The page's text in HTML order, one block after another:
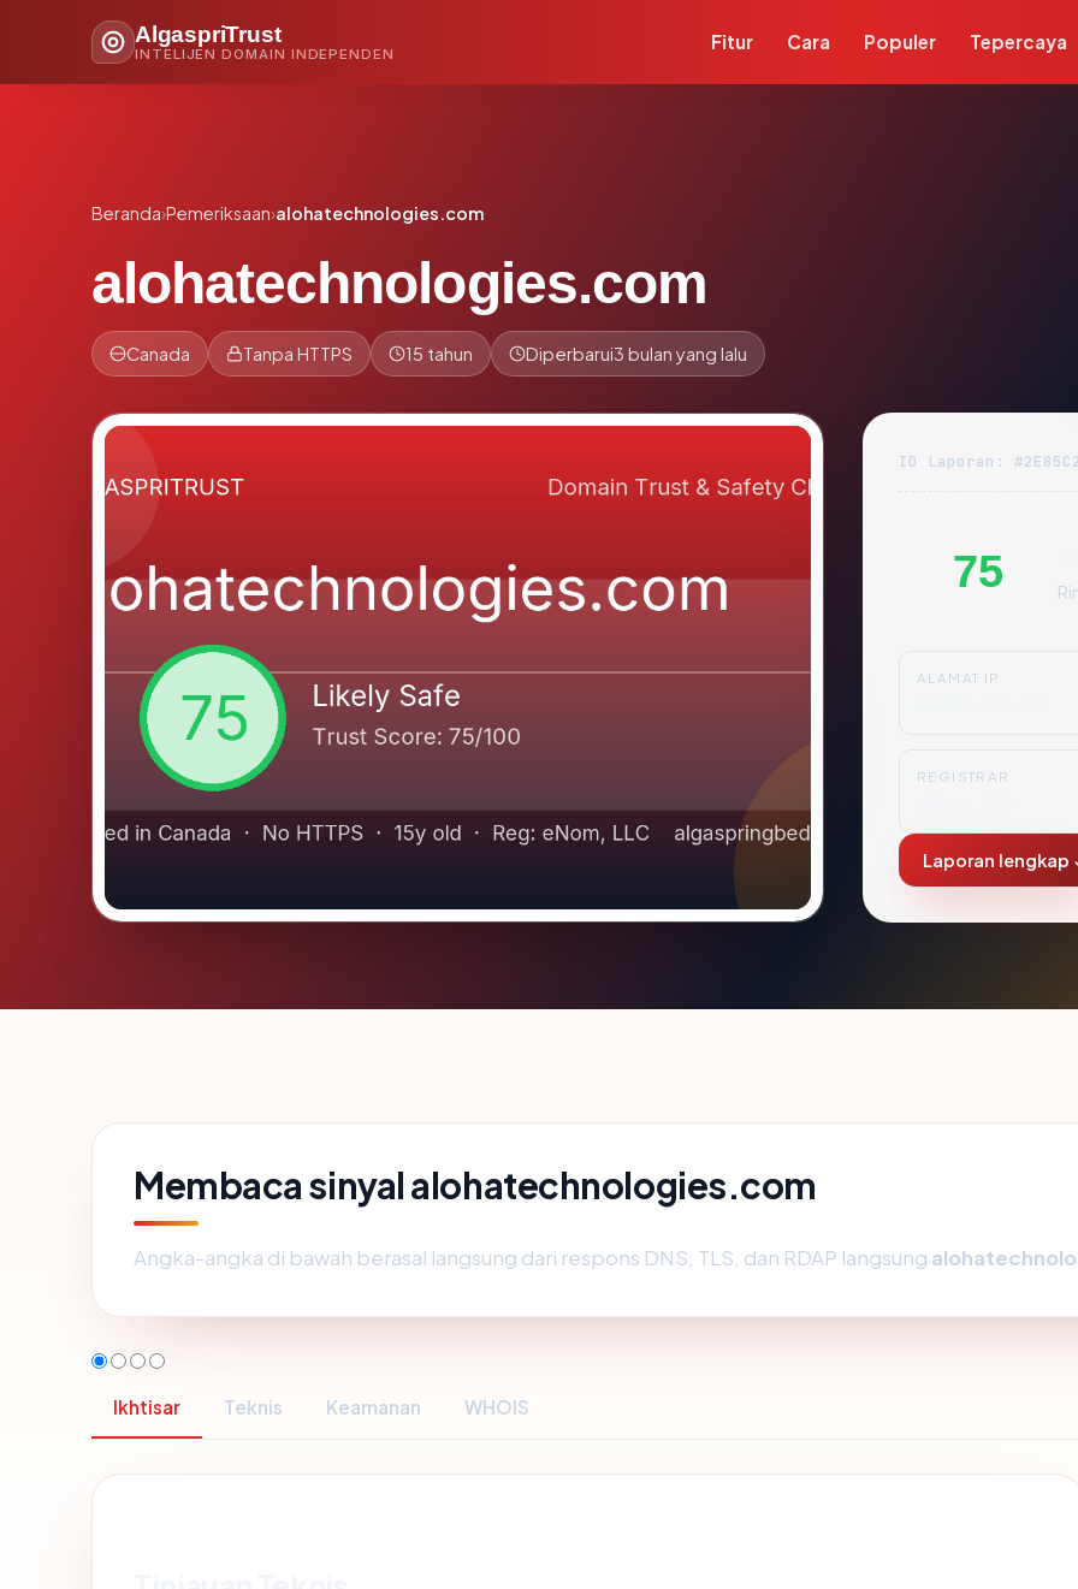
AlgaspriTrust
INTELIJEN DOMAIN INDEPENDEN
Fitur Cara Populer Tepercaya
Beranda›Pemeriksaan›alohatechnologies.com
alohatechnologies.com
Canada Tanpa HTTPS 15 tahun Diperbarui3 bulan yang lalu
ID Laporan:
75
ALAMAT IP
REGISTRAR
Laporan lengkap
Membaca sinyal alohatechnologies.com
Angka-angka di bawah berasal langsung dari respons DNS, TLS, dan RDAP langsung
Ikhtisar Teknis Keamanan WHOIS